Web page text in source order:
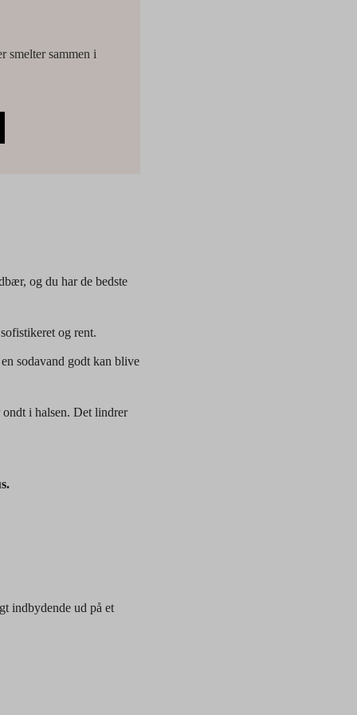
smelter sammen i
og du har de bedste
og rent.
sodavand godt kan blive
i halsen. Det lindrer
indbydende ud på et